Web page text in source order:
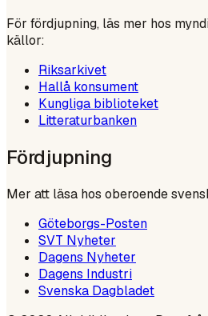
För fördjupning, läs mer hos
källor:
Riksarkivet
Hallå konsument
Kungliga biblioteket
Litteraturbanken
Fördjupning
Mer att läsa hos oberoende
Göteborgs-Posten
SVT Nyheter
Dagens Nyheter
Dagens Industri
Svenska Dagbladet